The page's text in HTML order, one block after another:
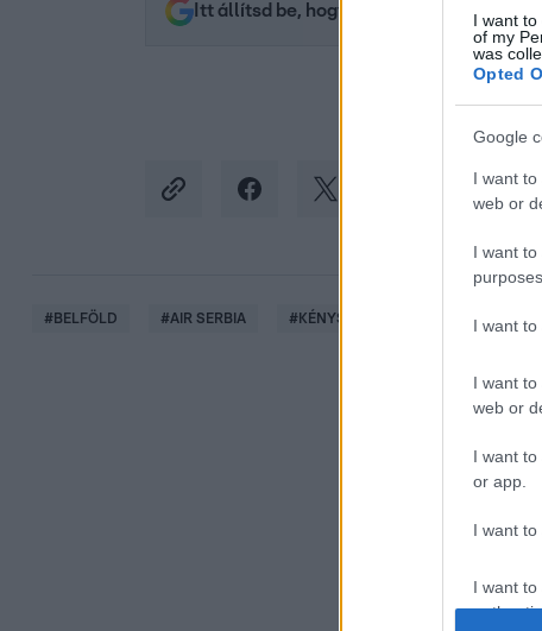
I want
of my
was
Opted
Google
I want
web or
I want
purposes.
I want to
I want
web or
I want
or app.
I want to
I want
Itt állítsd be, hogy az RTL.hu az elsők
#BELFÖLD #AIR SERBIA #KÉNYSZERLESZÁLLÁS